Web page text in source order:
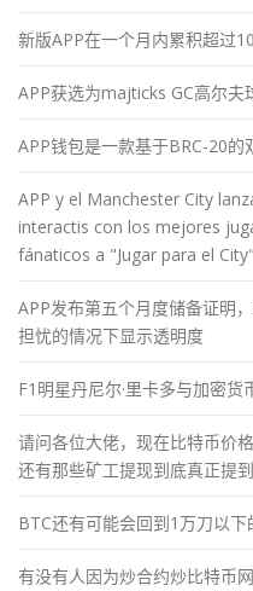
新版APP在一个月内累积超过
APP获选为majticks GC高尔夫
APP钱包是一款基于BRC-20的
APP y el Manchester City
interactis con los mejores
fánaticos a "Jugar para el City"
APP发布第五个月度储备证明
担忧的情况下显示透明度
F1明星丹尼尔·里卡多与加密货
请问各位大佬，现在比特币价
还有那些矿工提现到底真正提到
BTC还有可能会回到1万刀以下
有没有人因为炒合约炒比特币